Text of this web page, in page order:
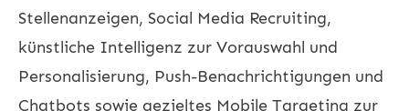
Stellenanzeigen, Social Media Recruiting,
künstliche Intelligenz zur Vorauswahl und
Personalisierung, Push-Benachrichtigungen und
Chatbots sowie gezieltes Mobile Targeting zur